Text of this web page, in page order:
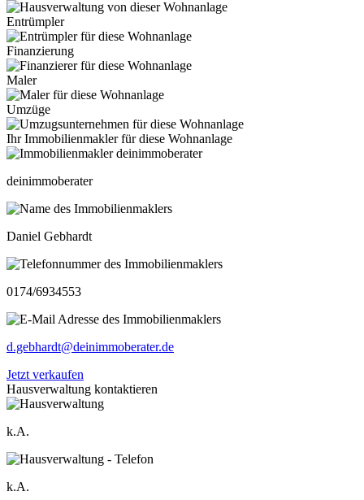
Entrümpler
Finanzierung
Maler
Umzüge
Ihr Immobilienmakler für diese Wohnanlage
deinimmoberater
Daniel Gebhardt
0174/6934553
d.gebhardt@deinimmoberater.de
Jetzt verkaufen
Hausverwaltung kontaktieren
k.A.
k.A.